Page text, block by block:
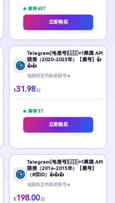
库存437
立即购买
Telegram[电报号]🇺🇸+1美国 API
链接（2020-2023年）【黑号】👍
👍👍
电报稳定热卖促销号🔥
¥31.98 起
库存37
立即购买
Telegram[电报号]🇺🇸+1美国 API
链接（2014-2015年）【黑号】
（8位ID）👍👍👍
电报稳定热卖促销号🔥
¥198.00 起